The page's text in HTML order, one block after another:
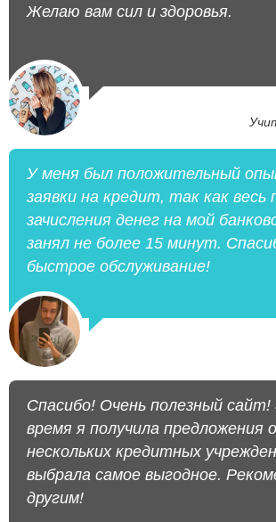
Желаю вам сил и здоровья.
У меня был положительный
заявки на кредит, так как весь
зачисления денег на мой
занял не более 15 минут.
быстрое обслуживание!
Спасибо! Очень полезный
время я получила предложения
нескольких кредитных
выбрала самое выгодное.
другим!